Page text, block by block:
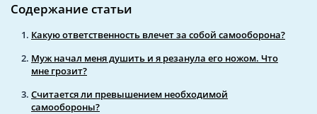
Содержание статьи
Какую ответственность влечет за собой самооборона?
Муж начал меня душить и я резанула его ножом. Что
мне грозит?
Считается ли превышением необходимой
самообороны?